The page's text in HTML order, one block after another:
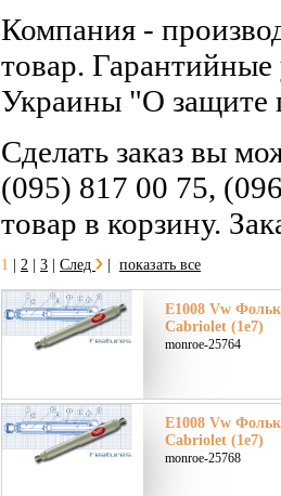
Компания -
товар. Гарантийные
Украины "О защите
Сделать заказ вы
(095) 817 00 75,
товар в корзину.
1 2 3 След показать все
E1008 Vw
Cabriolet (1e7)
monroe-25764
E1008 Vw
Cabriolet (1e7)
monroe-25768